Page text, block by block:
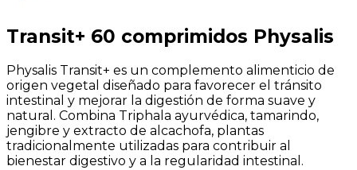
Transit+ 60 comprimidos Physalis
Physalis Transit+ es un complemento alimenticio de
origen vegetal diseñado para favorecer el tránsito
intestinal y mejorar la digestión de forma suave y
natural. Combina Triphala ayurvédica, tamarindo,
jengibre y extracto de alcachofa, plantas
tradicionalmente utilizadas para contribuir al
bienestar digestivo y a la regularidad intestinal.